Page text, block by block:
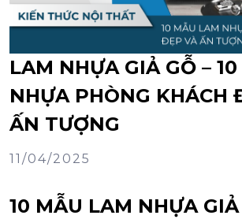
LAM NHỰA GIẢ GỖ –
NHỰA PHÒNG KHÁCH
ẤN TƯỢNG
11/04/2025
10 MẪU LAM NHỰA